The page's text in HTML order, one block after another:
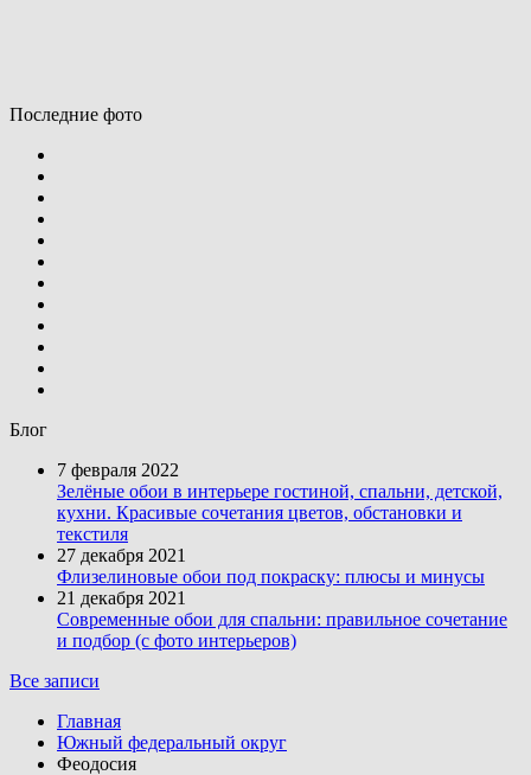
Последние фото
Блог
7 февраля 2022
Зелёные обои в интерьере гостиной, спальни, детской,
кухни. Красивые сочетания цветов, обстановки и
текстиля
27 декабря 2021
Флизелиновые обои под покраску: плюсы и минусы
21 декабря 2021
Современные обои для спальни: правильное сочетание
и подбор (с фото интерьеров)
Все записи
Главная
Южный федеральный округ
Феодосия